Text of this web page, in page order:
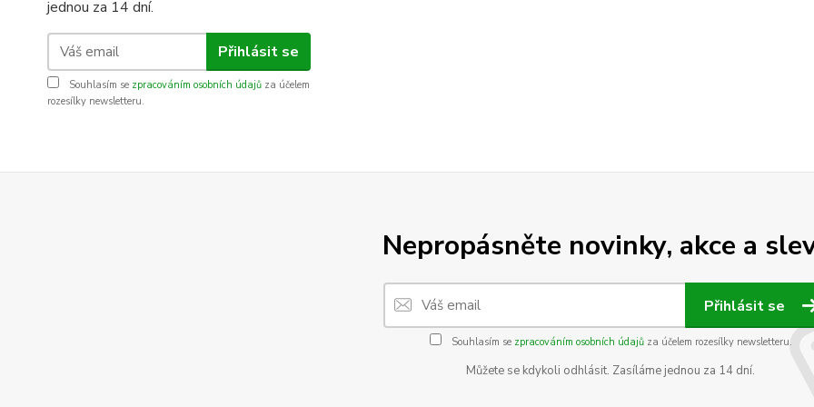
jednou za 14 dní.
Přihlásit se
Souhlasím se zpracováním osobních údajů za účelem
rozesílky newsletteru.
Nepropásněte novinky, akce a
Přihlásit se
Souhlasím se zpracováním osobních údajůza účelem rozesílky newsletteru.
Můžete se kdykoli odhlásit. Zasíláme jednou za 14 dní.